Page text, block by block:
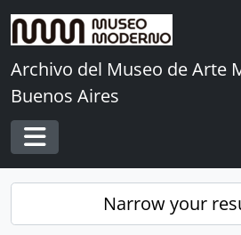
Skip to main content
Archivo del Museo de Arte
Buenos Aires
Toggle navigation
Narrow your